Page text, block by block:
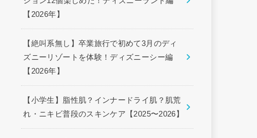
【2026年】
【絶叫系無し】卒業旅行で初めて3月のディ
ズニーリゾートを体験！ディズニーシー編
【2026年】
【小学生】脂性肌？インナードライ肌？肌荒
れ・ニキビ普段のスキンケア【2025〜2026】